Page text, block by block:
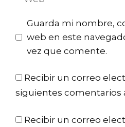
Guarda mi nombre,
web en este
vez que comente.
Recibir un correo
siguientes comentarios
Recibir un correo